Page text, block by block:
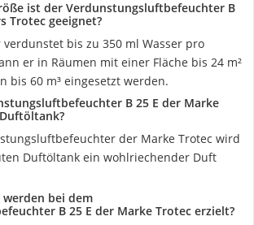
ist der Verdunstungsluftbefeuchter B
Trotec geeignet?
bis zu 350 ml Wasser pro
er in Räumen mit einer Fläche bis 24 m²
bis 60 m³ eingesetzt werden.
B 25 E der Marke
der Marke Trotec wird
Duftöltank ein wohlriechender Duft
werden bei dem
B 25 E der Marke Trotec erzielt?